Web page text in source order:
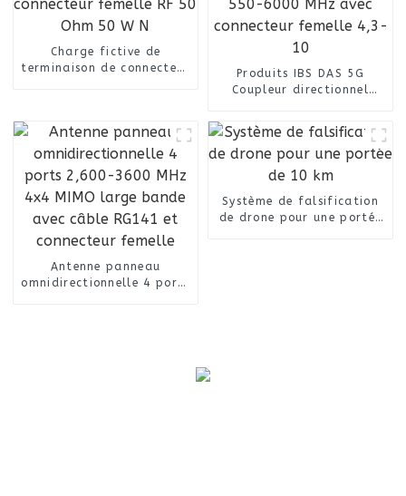
Charge fictive de
terminaison de connecteur
Produits IBS DAS 5G
Coupleur directionnel
connecteur femelle 4,3-10
Antenne panneau
omnidirectionnelle 4 ports
Système de falsification
de drone pour une portée